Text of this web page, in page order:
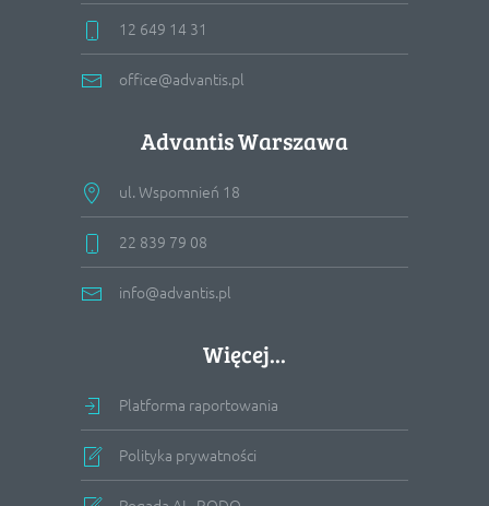
12 649 14 31
office@advantis.pl
Advantis Warszawa
ul. Wspomnień 18
22 839 79 08
info@advantis.pl
Więcej...
Platforma raportowania
Polityka prywatności